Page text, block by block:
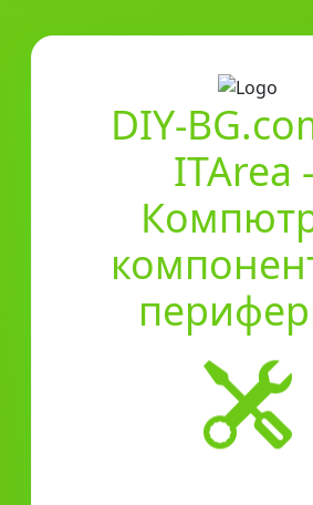
DIY-
ITArea